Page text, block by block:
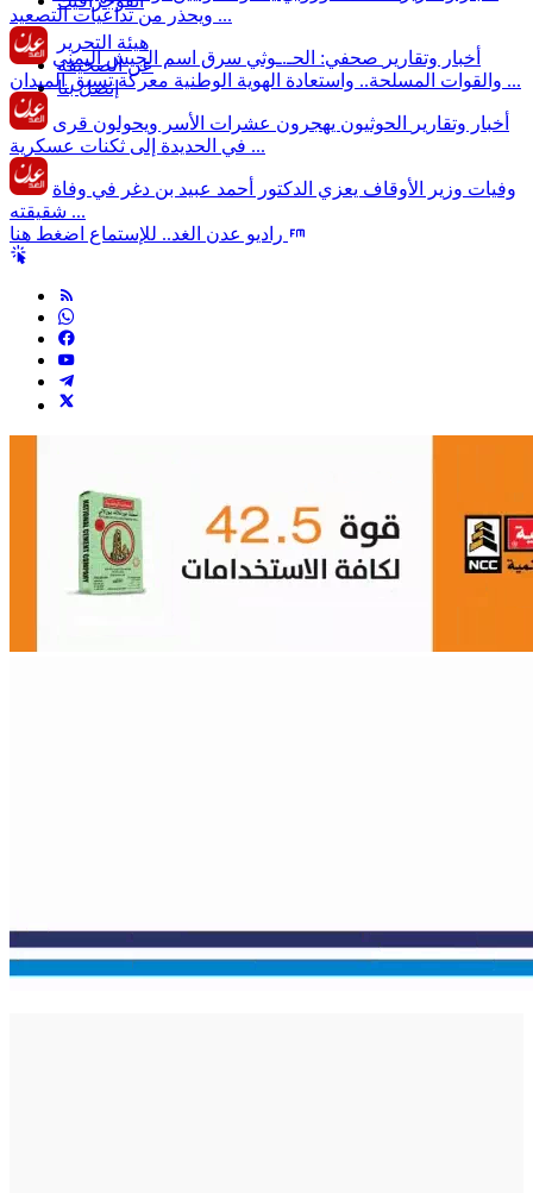
هيئة التحرير
عن الصحيفة
إتصل بنا
ويحذر من تداعيات التصعيد ...
أخبار وتقارير صحفي: الحـ.ـوثي سرق اسم الجيش اليمني
والقوات المسلحة.. واستعادة الهوية الوطنية معركة تسبق الميدان ...
أخبار وتقارير
الحوثيون يهجرون عشرات الأسر ويحولون قرى
في الحديدة إلى ثكنات عسكرية ...
وفيات وزير الأوقاف يعزي الدكتور أحمد عبيد بن دغر في وفاة
شقيقته ...